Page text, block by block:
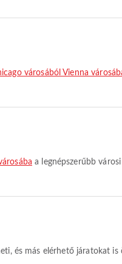
városából Vienna
a legnépszerűbb